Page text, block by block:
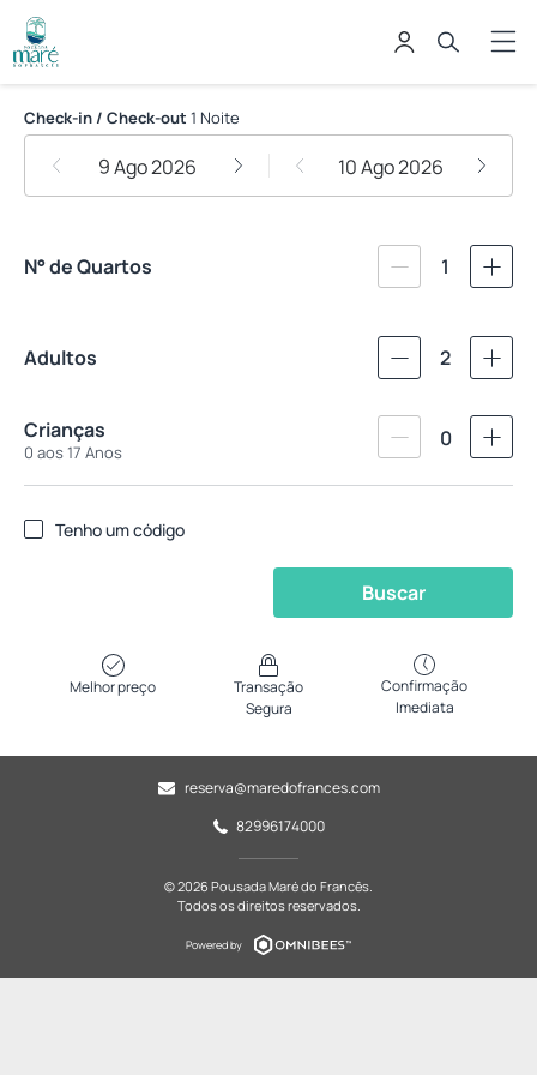
Pousada Maré do Francês
Check-in / Check-out 1 Noite
9 Ago 2026 10 Ago 2026
N° de Quartos 1
Adultos 2
Crianças
0 aos 17 Anos
0
Tenho um código
Buscar
Melhor preço
Transação
Segura
Confirmação
Imediata
reserva@maredofrances.com
82996174000
© 2026 Pousada Maré do Francês.
Todos os direitos reservados.
Powered by